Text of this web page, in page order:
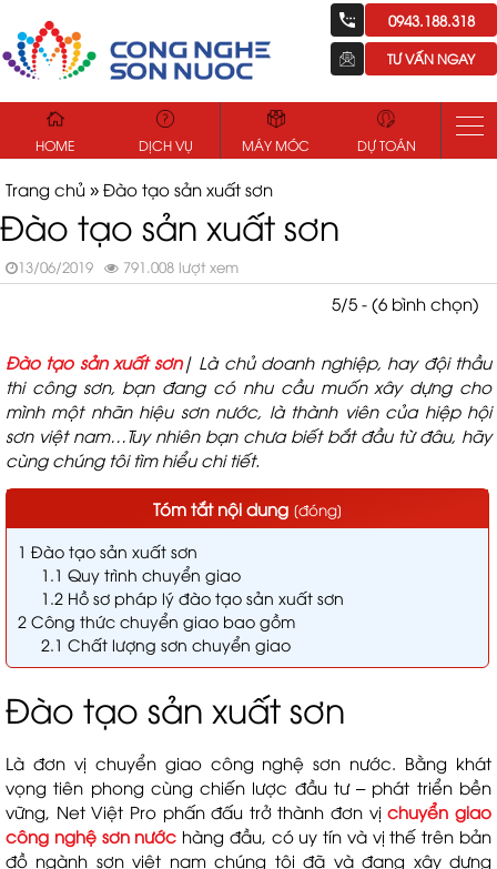
HOME DỊCH VỤ MÁY MÓC DỰ TOÁN
0943.188.318
TƯ VẤN NGAY
Trang chủ » Đào tạo sản xuất sơn
Đào tạo sản xuất sơn
13/06/2019 791.008 lượt xem
5/5 - (6 bình chọn)
Đào tạo sản xuất sơn| Là chủ doanh nghiệp, hay đội thầu
thi công sơn, bạn đang có nhu cầu muốn xây dựng cho
mình một nhãn hiệu sơn nước, là thành viên của hiệp hội
sơn việt nam…Tuy nhiên bạn chưa biết bắt đầu từ đâu, hãy
cùng chúng tôi tìm hiểu chi tiết.
Tóm tắt nội dung [đóng]
1 Đào tạo sản xuất sơn
1.1 Quy trình chuyển giao
1.2 Hồ sơ pháp lý đào tạo sản xuất sơn
2 Công thức chuyển giao bao gồm
2.1 Chất lượng sơn chuyển giao
Đào tạo sản xuất sơn
Là đơn vị chuyển giao công nghệ sơn nước. Bằng khát
vọng tiên phong cùng chiến lược đầu tư – phát triển bền
vững, Net Việt Pro phấn đấu trở thành đơn vịchuyển giao
công nghệ sơn nước hàng đầu, có uy tín và vị thế trên bản
đồ ngành sơn việt nam chúng tôi đã và đang xây dựng